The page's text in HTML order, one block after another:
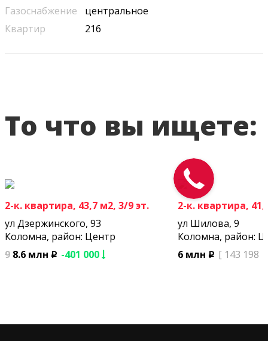
Газоснабжение
центральное
Квартир
216
То что вы ищете:
2-к. квартира, 43,7 м2, 3/9 эт.
ул Дзержинского, 93
Коломна, район: Центр
9 8.6 млн p -401 000
2-к. квартира,
ул Шилова, 9
Коломна, район:
6 млн p [ 143 198